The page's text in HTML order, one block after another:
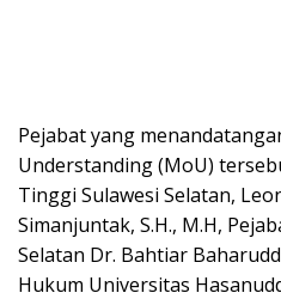
Pejabat yang
Understanding (MoU)
Tinggi Sulawesi Selatan,
Simanjuntak, S.H., M.H,
Selatan Dr. Bahtiar
Hukum Universitas